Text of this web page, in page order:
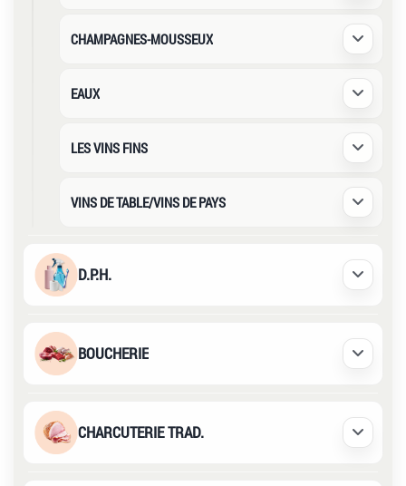
CHAMPAGNES-MOUSSEUX Déplier
EAUX Déplier
LES VINS FINS Déplier
VINS DE TABLE/VINS DE PAYS Déplier
D.P.H. Déplier
BOUCHERIE Déplier
CHARCUTERIE TRAD. Déplier